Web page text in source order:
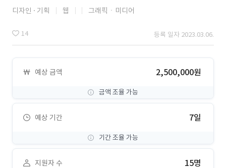
디자인 기획 웹 그래픽ㆍ미디어
14 등록 일자 2023.03.06.
예상 금액 2,500,000원
금액 조율 가능
예상 기간 7일
기간 조율 가능
지원자 수 15명